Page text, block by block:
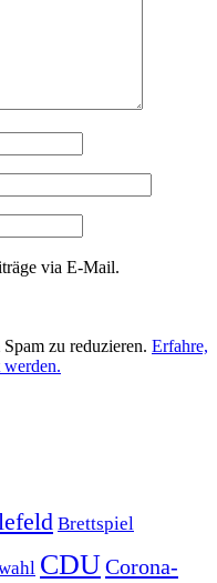
via E-Mail.
zu reduzieren. Erfahre,
Brettspiel
CDUCorona-